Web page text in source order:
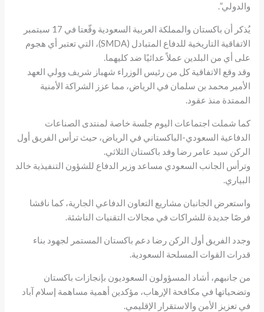
والدولي”.
يُذكر أن باكستان والمملكة العربية السعودية وقّعتا في 17 سبتمبر
الاتفاقية التاريخية للدفاع المتبادل (SMDA)، التي تعتبر أي هجوم
على أي من البلدين عملاً عدائيًا ضد كليهما.
وقد وقع الاتفاقية كل من رئيس الوزراء شهباز شريف وولي العهد
الأمير محمد بن سلمان في الرياض، مما عزز الشراكة الأمنية
الممتدة منذ عقود.
كما شملت اجتماعات اليوم جلسة خاصة لمنتدى الصناعات
الدفاعية السعودي-الباكستاني في الرياض، حيث ترأس الفريق أول
الركن سيد عامر رضا وفد باكستان الثلاثي.
وترأس الجانب السعودي مساعد وزير الدفاع للشؤون التنفيذية خالد
البياري.
واستعرض الجانبان مشاريع التعاون الدفاعي الجارية، كما ناقشا
فرصًا جديدة للشراكات في مجالات التقنيات الناشئة.
وجدد الفريق أول الركن رضا دعم باكستان المستمر لجهود بناء
قدرات القوات المسلحة السعودية.
من جانبهم، أشاد المسؤولون السعوديون بإنجازات باكستان
وتضحياتها في مكافحة الإرهاب، مؤكدين أهمية مساهمة إسلام آباد
في تعزيز الأمن والاستقرار الإقليمي.